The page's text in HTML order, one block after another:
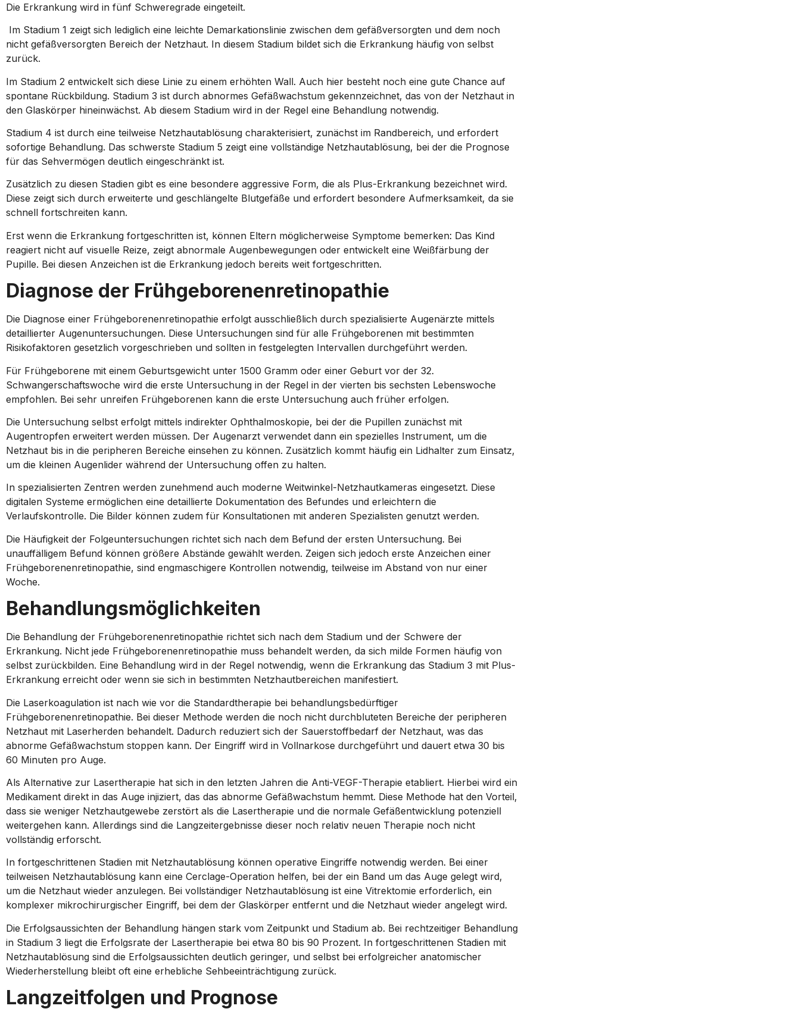
Die Erkrankung wird in fünf Schweregrade eingeteilt.
Im Stadium 1 zeigt sich lediglich eine leichte Demarkationslinie zwischen dem gefäßversorgten und dem noch
nicht gefäßversorgten Bereich der Netzhaut. In diesem Stadium bildet sich die Erkrankung häufig von selbst
zurück.
Im Stadium 2 entwickelt sich diese Linie zu einem erhöhten Wall. Auch hier besteht noch eine gute Chance auf
spontane Rückbildung. Stadium 3 ist durch abnormes Gefäßwachstum gekennzeichnet, das von der Netzhaut in
den Glaskörper hineinwächst. Ab diesem Stadium wird in der Regel eine Behandlung notwendig.
Stadium 4 ist durch eine teilweise Netzhautablösung charakterisiert, zunächst im Randbereich, und erfordert
sofortige Behandlung. Das schwerste Stadium 5 zeigt eine vollständige Netzhautablösung, bei der die Prognose
für das Sehvermögen deutlich eingeschränkt ist.
Zusätzlich zu diesen Stadien gibt es eine besondere aggressive Form, die als Plus-Erkrankung bezeichnet wird.
Diese zeigt sich durch erweiterte und geschlängelte Blutgefäße und erfordert besondere Aufmerksamkeit, da sie
schnell fortschreiten kann.
Erst wenn die Erkrankung fortgeschritten ist, können Eltern möglicherweise Symptome bemerken: Das Kind
reagiert nicht auf visuelle Reize, zeigt abnormale Augenbewegungen oder entwickelt eine Weißfärbung der
Pupille. Bei diesen Anzeichen ist die Erkrankung jedoch bereits weit fortgeschritten.
Diagnose der Frühgeborenenretinopathie
Die Diagnose einer Frühgeborenenretinopathie erfolgt ausschließlich durch spezialisierte Augenärzte mittels
detaillierter Augenuntersuchungen. Diese Untersuchungen sind für alle Frühgeborenen mit bestimmten
Risikofaktoren gesetzlich vorgeschrieben und sollten in festgelegten Intervallen durchgeführt werden.
Für Frühgeborene mit einem Geburtsgewicht unter 1500 Gramm oder einer Geburt vor der 32.
Schwangerschaftswoche wird die erste Untersuchung in der Regel in der vierten bis sechsten Lebenswoche
empfohlen. Bei sehr unreifen Frühgeborenen kann die erste Untersuchung auch früher erfolgen.
Die Untersuchung selbst erfolgt mittels indirekter Ophthalmoskopie, bei der die Pupillen zunächst mit
Augentropfen erweitert werden müssen. Der Augenarzt verwendet dann ein spezielles Instrument, um die
Netzhaut bis in die peripheren Bereiche einsehen zu können. Zusätzlich kommt häufig ein Lidhalter zum Einsatz,
um die kleinen Augenlider während der Untersuchung offen zu halten.
In spezialisierten Zentren werden zunehmend auch moderne Weitwinkel-Netzhautkameras eingesetzt. Diese
digitalen Systeme ermöglichen eine detaillierte Dokumentation des Befundes und erleichtern die
Verlaufskontrolle. Die Bilder können zudem für Konsultationen mit anderen Spezialisten genutzt werden.
Die Häufigkeit der Folgeuntersuchungen richtet sich nach dem Befund der ersten Untersuchung. Bei
unauffälligem Befund können größere Abstände gewählt werden. Zeigen sich jedoch erste Anzeichen einer
Frühgeborenenretinopathie, sind engmaschigere Kontrollen notwendig, teilweise im Abstand von nur einer
Woche.
Behandlungsmöglichkeiten
Die Behandlung der Frühgeborenenretinopathie richtet sich nach dem Stadium und der Schwere der
Erkrankung. Nicht jede Frühgeborenenretinopathie muss behandelt werden, da sich milde Formen häufig von
selbst zurückbilden. Eine Behandlung wird in der Regel notwendig, wenn die Erkrankung das Stadium 3 mit Plus-
Erkrankung erreicht oder wenn sie sich in bestimmten Netzhautbereichen manifestiert.
Die Laserkoagulation ist nach wie vor die Standardtherapie bei behandlungsbedürftiger
Frühgeborenenretinopathie. Bei dieser Methode werden die noch nicht durchbluteten Bereiche der peripheren
Netzhaut mit Laserherden behandelt. Dadurch reduziert sich der Sauerstoffbedarf der Netzhaut, was das
abnorme Gefäßwachstum stoppen kann. Der Eingriff wird in Vollnarkose durchgeführt und dauert etwa 30 bis
60 Minuten pro Auge.
Als Alternative zur Lasertherapie hat sich in den letzten Jahren die Anti-VEGF-Therapie etabliert. Hierbei wird ein
Medikament direkt in das Auge injiziert, das das abnorme Gefäßwachstum hemmt. Diese Methode hat den Vorteil,
dass sie weniger Netzhautgewebe zerstört als die Lasertherapie und die normale Gefäßentwicklung potenziell
weitergehen kann. Allerdings sind die Langzeitergebnisse dieser noch relativ neuen Therapie noch nicht
vollständig erforscht.
In fortgeschrittenen Stadien mit Netzhautablösung können operative Eingriffe notwendig werden. Bei einer
teilweisen Netzhautablösung kann eine Cerclage-Operation helfen, bei der ein Band um das Auge gelegt wird,
um die Netzhaut wieder anzulegen. Bei vollständiger Netzhautablösung ist eine Vitrektomie erforderlich, ein
komplexer mikrochirurgischer Eingriff, bei dem der Glaskörper entfernt und die Netzhaut wieder angelegt wird.
Die Erfolgsaussichten der Behandlung hängen stark vom Zeitpunkt und Stadium ab. Bei rechtzeitiger Behandlung
in Stadium 3 liegt die Erfolgsrate der Lasertherapie bei etwa 80 bis 90 Prozent. In fortgeschrittenen Stadien mit
Netzhautablösung sind die Erfolgsaussichten deutlich geringer, und selbst bei erfolgreicher anatomischer
Wiederherstellung bleibt oft eine erhebliche Sehbeeinträchtigung zurück.
Langzeitfolgen und Prognose